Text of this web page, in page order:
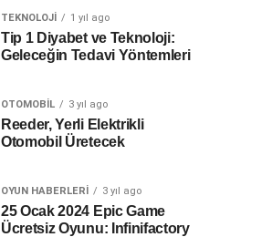
TEKNOLOJI 1 yıl ago
Tip 1 Diyabet ve Teknoloji:
Geleceğin Tedavi Yöntemleri
OTOMOBIL 3 yıl ago
Reeder, Yerli Elektrikli
Otomobil Üretecek
OYUN HABERLERI 3 yıl ago
25 Ocak 2024 Epic Game
Ücretsiz Oyunu: Infinifactory